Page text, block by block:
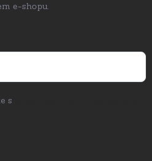
e-shopu.
s